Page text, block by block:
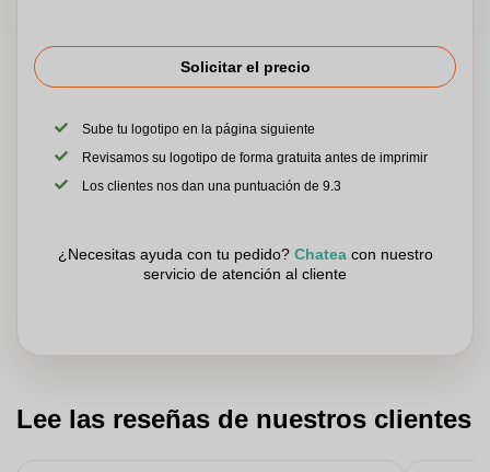
Solicitar el precio
Sube tu logotipo en la página siguiente
Revisamos su logotipo de forma gratuita antes de imprimir
Los clientes nos dan una puntuación de 9.3
¿Necesitas ayuda con tu pedido? Chateacon nuestro
servicio de atención al cliente
Lee las reseñas de nuestros clientes